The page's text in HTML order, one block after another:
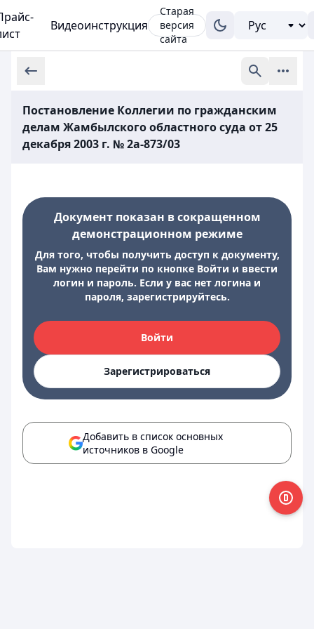
Видеоинструкция
Старая
версия
сайта
Постановление Коллегии по гражданским
делам Жамбылского областного суда от 25
декабря 2003 г. № 2а-873/03
Документ показан в сокращенном
демонстрационном режиме
Для того, чтобы получить доступ к документу,
Вам нужно перейти по кнопке Войти и ввести
логин и пароль. Если у вас нет логина и
пароля, зарегистрируйтесь.
Войти
Зарегистрироваться
Добавить в список основных
источников в Google